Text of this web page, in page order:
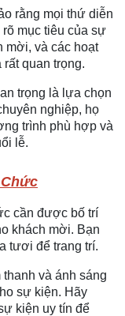
rằng mọi thứ diễn
mục tiêu của sự
mời, và các hoạt
quan trọng.
trọng là lựa chọn
nghiệp, họ
trình phù hợp và
lễ.
cần được bố trí
khách mời. Bạn
tươi để trang trí.
và ánh sáng
sự kiện. Hãy
kiện uy tín để